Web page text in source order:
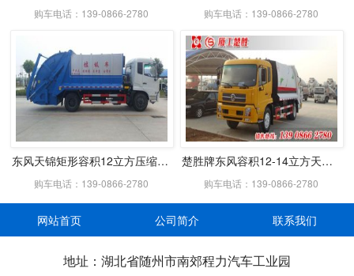
购车电话：139-0866-2780 购车电话：139-0866-2780
东风天锦矩形容积12立方压缩式垃圾车
购车电话：139-0866-2780
楚胜牌东风容积12-14立方天锦压缩式垃圾车
购车电话：139-0866-2780
网站首页 公司简介 联系我们
地址：湖北省随州市南郊程力汽车工业园